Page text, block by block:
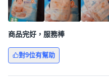
商品完好，服務棒
對9位有幫助